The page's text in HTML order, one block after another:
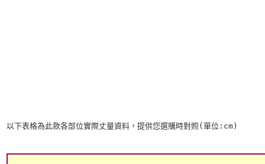
以下表格為此款各部位實際丈量資料，提供您選購時對照(單位:cm)